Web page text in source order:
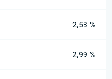
2,53 %
2,99 %